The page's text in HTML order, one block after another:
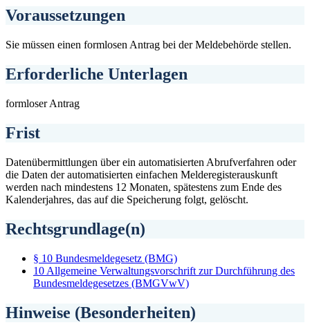
Voraussetzungen
Sie müssen einen formlosen Antrag bei der Meldebehörde stellen.
Erforderliche Unterlagen
formloser Antrag
Frist
Datenübermittlungen über ein automatisierten Abrufverfahren oder
die Daten der automatisierten einfachen Melderegisterauskunft
werden nach mindestens 12 Monaten, spätestens zum Ende des
Kalenderjahres, das auf die Speicherung folgt, gelöscht.
Rechtsgrundlage(n)
§ 10 Bundesmeldegesetz (BMG)
10 Allgemeine Verwaltungsvorschrift zur Durchführung des
Bundesmeldegesetzes (BMGVwV)
Hinweise (Besonderheiten)